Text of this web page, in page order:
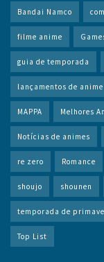
Bandai Namco
filme anime
guia de temporada
lançamentos de anime
MAPPA Melhores
Notícias de animes
re zero Romance
shoujo shounen
temporada de
Top List